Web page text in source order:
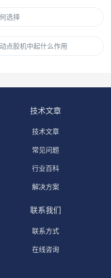
选择
点胶机中起什么作用
技术文章
技术文章
常见问题
行业百科
解决方案
联系我们
联系方式
在线咨询